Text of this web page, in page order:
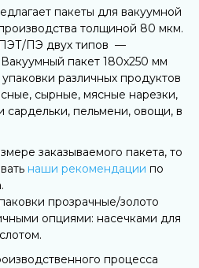
пакеты для вакуумной
толщиной 80 мкм.
ПЭТ/ПЭ двух типов —
пакет 180х250 мм
различных продуктов
сырные, мясные нарезки,
сардельки, пельмени, овощи, в
заказываемого пакета, то
наши рекомендации по
прозрачные/золото
опциями: насечками для
процесса